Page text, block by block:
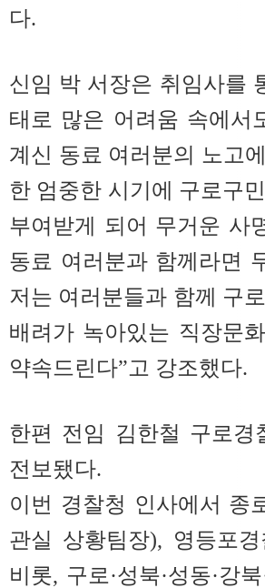
다.
신임 박 서장은 취임사를
태로 많은 어려움 속에서
계신 동료 여러분의 노고
한 엄중한 시기에 구로구
부여받게 되어 무거운 사
동료 여러분과 함께라면
저는 여러분들과 함께 구
배려가 녹아있는 직장문
약속드린다”고 강조했다.
한편 전임 김한철 구로경
전보됐다.
이번 경찰청 인사에서 종
관실 상황팀장), 영등포
비롯, 구로·성북·성동·강